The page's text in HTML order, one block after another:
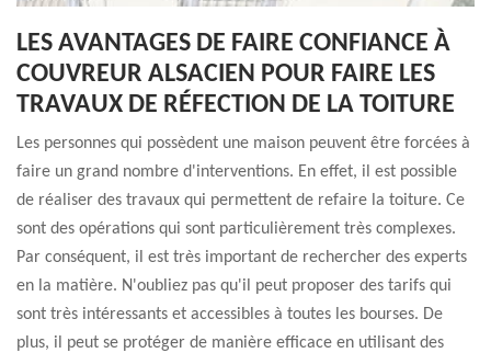
LES AVANTAGES DE FAIRE CONFIANCE À
COUVREUR ALSACIEN POUR FAIRE LES
TRAVAUX DE RÉFECTION DE LA TOITURE
Les personnes qui possèdent une maison peuvent être forcées à
faire un grand nombre d'interventions. En effet, il est possible
de réaliser des travaux qui permettent de refaire la toiture. Ce
sont des opérations qui sont particulièrement très complexes.
Par conséquent, il est très important de rechercher des experts
en la matière. N'oubliez pas qu'il peut proposer des tarifs qui
sont très intéressants et accessibles à toutes les bourses. De
plus, il peut se protéger de manière efficace en utilisant des